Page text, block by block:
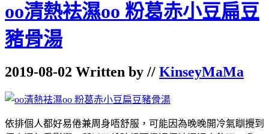
oo清熱袪濕oo 粉葛赤小豆扁豆
豬骨湯
2019-08-02 Written by // KinseyMaMa
依排個人都好易倦兼周身唔舒服，可能因為晚晚開冷氣瞓攪到